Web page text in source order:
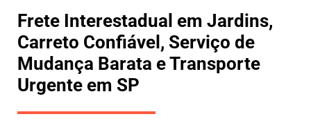
Frete Interestadual em Jardins,
Carreto Confiável, Serviço de
Mudança Barata e Transporte
Urgente em SP